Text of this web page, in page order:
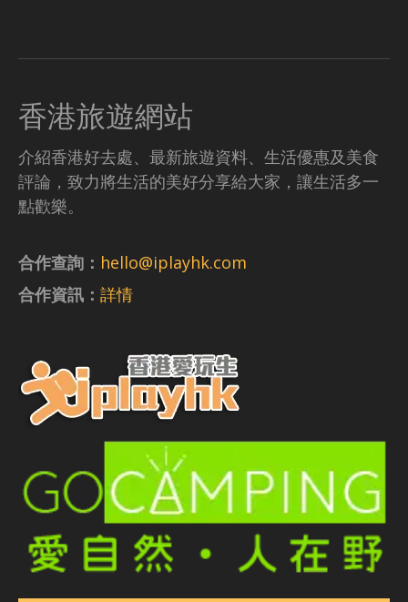
香港旅遊網站
介紹香港好去處、最新旅遊資料、生活優惠及美食
評論，致力將生活的美好分享給大家，讓生活多一
點歡樂。
合作查詢： hello@iplayhk.com
合作資訊： 詳情